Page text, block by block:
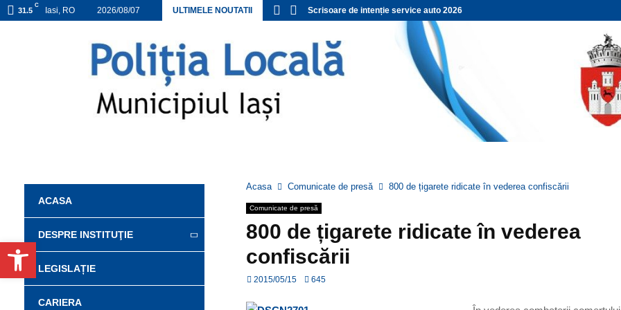
Deschide bara de unelte
31.5
C
Iasi, RO 2026/08/07 ULTIMELE NOUTATII
ACHIZIȚII DIRECTE APROBATE 2026 Scrisoare de intenție service auto 2026
Acasa Comunicate de presă 800 de țigarete ridicate în vederea confiscării
Comunicate de presă
800 de țigarete ridicate în vederea
confiscării
2015/05/15 645
ACASA
DESPRE INSTITUŢIE
LEGISLAȚIE
CARIERA